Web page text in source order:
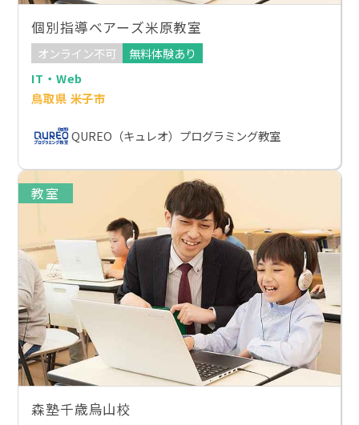
個別指導ベアーズ米原教室
オンライン不可
無料体験あり
IT・Web
鳥取県 米子市
QUREO（キュレオ）プログラミング教室
教室
森塾千歳烏山校